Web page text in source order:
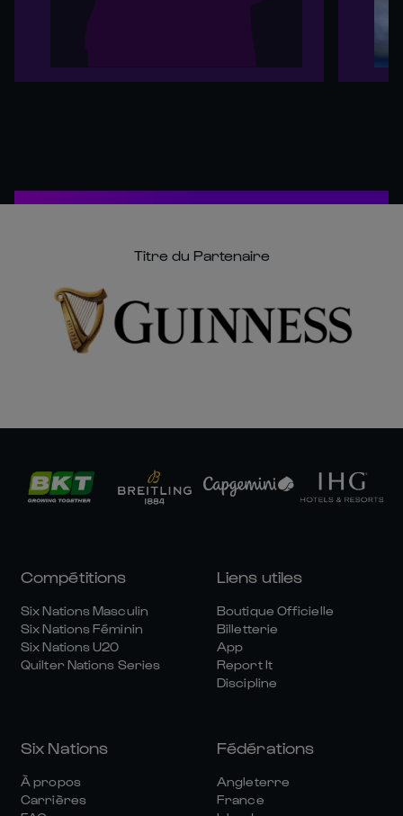
Titre du Partenaire
Compétitions
Six Nations Masculin
Six Nations Féminin
Six Nations U20
Quilter Nations Series
Liens utiles
Boutique Officielle
Billetterie
App
Report It
Discipline
Six Nations
À propos
Carrières
Fédérations
Angleterre
France